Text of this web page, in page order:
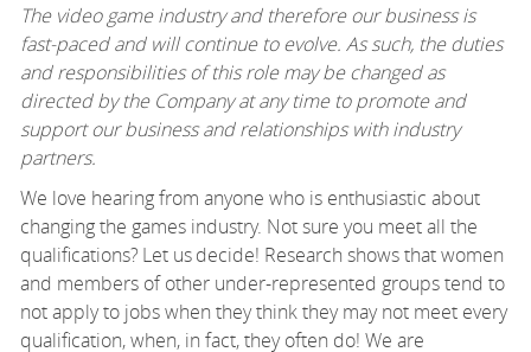
The video game industry and therefore our business is
fast-paced and will continue to evolve. As such, the duties
and responsibilities of this role may be changed as
directed by the Company at any time to promote and
support our business and relationships with industry
partners.
We love hearing from anyone who is enthusiastic about
changing the games industry. Not sure you meet all the
qualifications? Let us decide! Research shows that women
and members of other under-represented groups tend to
not apply to jobs when they think they may not meet every
qualification, when, in fact, they often do! We are